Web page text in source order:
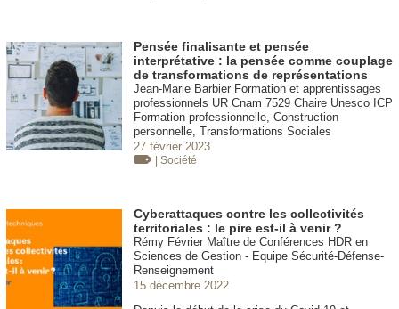
Pensée finalisante et pensée
interprétative : la pensée comme couplage
de transformations de représentations
Jean-Marie Barbier Formation et apprentissages
professionnels UR Cnam 7529 Chaire Unesco ICP
Formation professionnelle, Construction
personnelle, Transformations Sociales
27 février 2023
| Société
Cyberattaques contre les collectivités
territoriales : le pire est-il à venir ?
Rémy Février Maître de Conférences HDR en
Sciences de Gestion - Equipe Sécurité-Défense-
Renseignement
15 décembre 2022